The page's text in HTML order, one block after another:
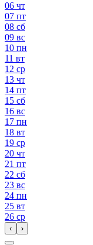
06 чт
07 пт
08 сб
09 вс
10 пн
11 вт
12 ср
13 чт
14 пт
15 сб
16 вс
17 пн
18 вт
19 ср
20 чт
21 пт
22 сб
23 вс
24 пн
25 вт
26 ср
‹ ›